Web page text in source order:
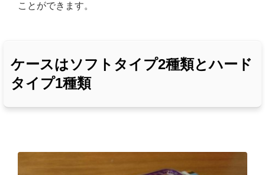
ことができます。
ケースはソフトタイプ2種類とハード
タイプ1種類